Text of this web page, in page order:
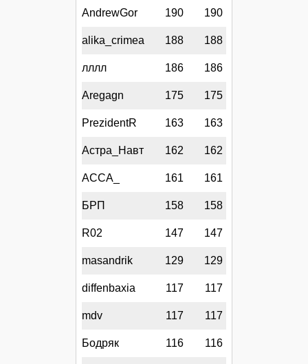
AndrewGor 190 190
alika_crimea 188 188
лллл 186 186
Aregagn 175 175
PrezidentR 163 163
Астра_Навт 162 162
АССА_ 161 161
БРП 158 158
R02 147 147
masandrik 129 129
diffenbaxia 117 117
mdv 117 117
Бодряк 116 116